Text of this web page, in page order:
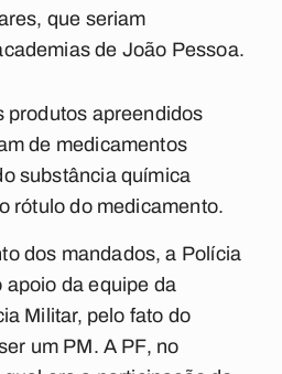
que seriam
de João Pessoa.
produtos apreendidos
de medicamentos
substância química
rótulo do medicamento.
dos mandados, a Polícia
apoio da equipe da
Militar, pelo fato do
um PM. A PF, no